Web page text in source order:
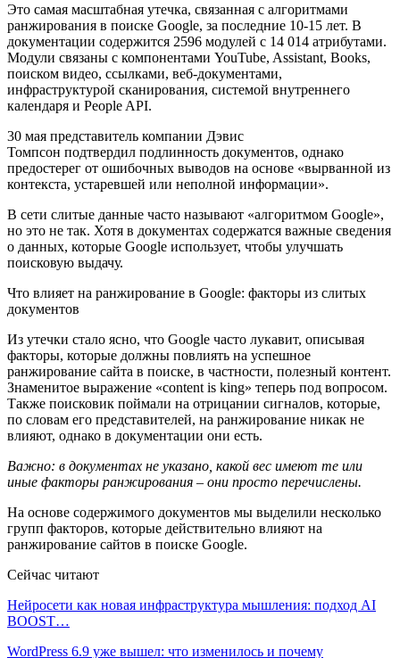
Это самая масштабная утечка, связанная с алгоритмами
ранжирования в поиске Google, за последние 10-15 лет. В
документации содержится 2596 модулей с 14 014 атрибутами.
Модули связаны с компонентами YouTube, Assistant, Books,
поиском видео, ссылками, веб-документами,
инфраструктурой сканирования, системой внутреннего
календаря и People API.
30 мая представитель компании Дэвис
Томпсон подтвердил подлинность документов, однако
предостерег от ошибочных выводов на основе «вырванной из
контекста, устаревшей или неполной информации».
В сети слитые данные часто называют «алгоритмом Google»,
но это не так. Хотя в документах содержатся важные сведения
о данных, которые Google использует, чтобы улучшать
поисковую выдачу.
Что влияет на ранжирование в Google: факторы из слитых
документов
Из утечки стало ясно, что Google часто лукавит, описывая
факторы, которые должны повлиять на успешное
ранжирование сайта в поиске, в частности, полезный контент.
Знаменитое выражение «content is king» теперь под вопросом.
Также поисковик поймали на отрицании сигналов, которые,
по словам его представителей, на ранжирование никак не
влияют, однако в документации они есть.
Важно: в документах не указано, какой вес имеют те или
иные факторы ранжирования – они просто перечислены.
На основе содержимого документов мы выделили несколько
групп факторов, которые действительно влияют на
ранжирование сайтов в поиске Google.
Сейчас читают
Нейросети как новая инфраструктура мышления: подход AI
BOOST…
WordPress 6.9 уже вышел: что изменилось и почему